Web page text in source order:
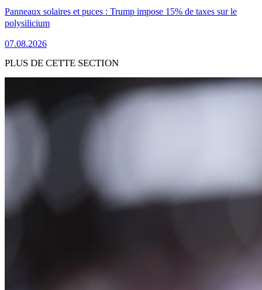
Panneaux solaires et puces : Trump impose 15% de taxes sur le
polysilicium
07.08.2026
PLUS DE CETTE SECTION